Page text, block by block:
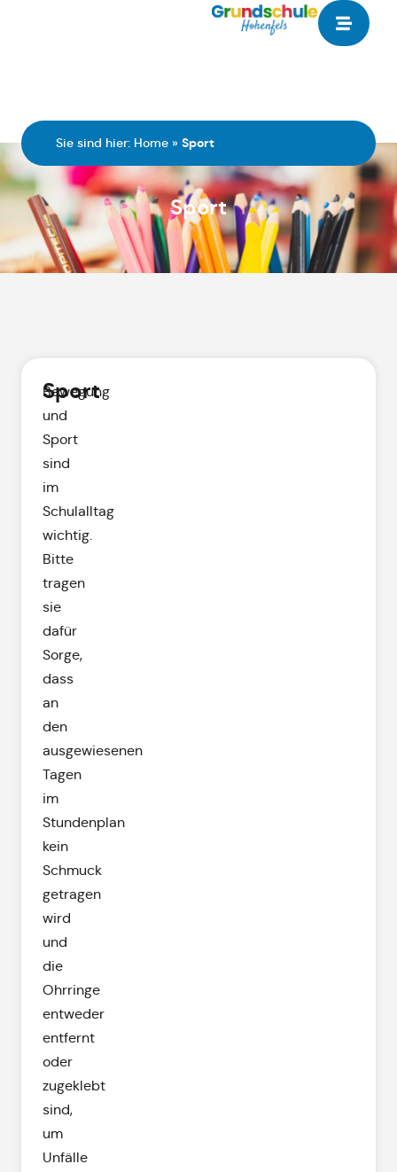
Sie sind hier: Home » Sport
Sport
Sport
Bewegung
und
Sport
sind
im
Schulalltag
wichtig.
Bitte
tragen
sie
dafür
Sorge,
dass
an
den
ausgewiesenen
Tagen
im
Stundenplan
kein
Schmuck
getragen
wird
und
die
Ohrringe
entweder
entfernt
oder
zugeklebt
sind,
um
Unfälle